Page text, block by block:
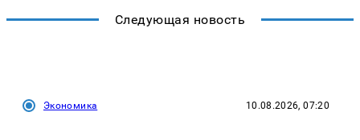
Следующая новость
Экономика 10.08.2026, 07:20